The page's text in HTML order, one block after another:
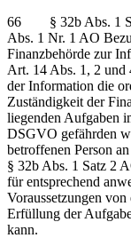
66 § 32b Abs. 1
Abs. 1 Nr. 1 AO
Finanzbehörde zur
Art. 14 Abs. 1, 2 und
der Information die
Zuständigkeit der
liegenden Aufgaben
DSGVO gefährden
betroffenen Person
§ 32b Abs. 1 Satz 2
für entsprechend
Voraussetzungen
Erfüllung der
kann.